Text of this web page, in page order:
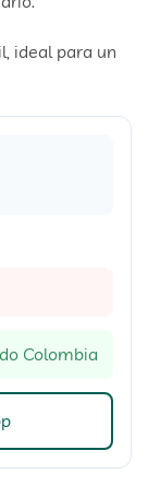
ideal para un
Colombia